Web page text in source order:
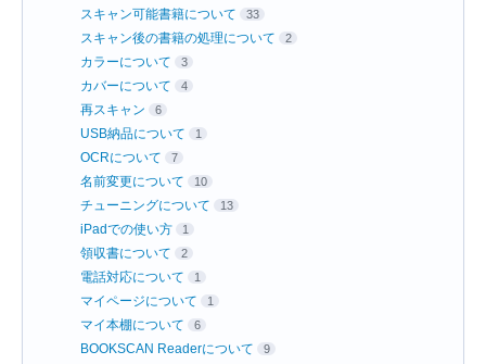
スキャン可能書籍について 33
スキャン後の書籍の処理について 2
カラーについて 3
カバーについて 4
再スキャン 6
USB納品について 1
OCRについて 7
名前変更について 10
チューニングについて 13
iPadでの使い方 1
領収書について 2
電話対応について 1
マイページについて 1
マイ本棚について 6
BOOKSCAN Readerについて 9